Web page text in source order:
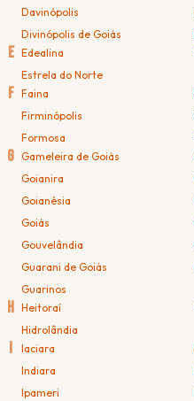
Davinópolis
Divinópolis de Goiás
E Edealina
Estrela do Norte
F Faina
Firminópolis
Formosa
G Gameleira de Goiás
Goianira
Goianésia
Goiás
Gouvelândia
Guarani de Goiás
Guarinos
H Heitoraí
Hidrolândia
Iaciara
Indiara
Ipameri